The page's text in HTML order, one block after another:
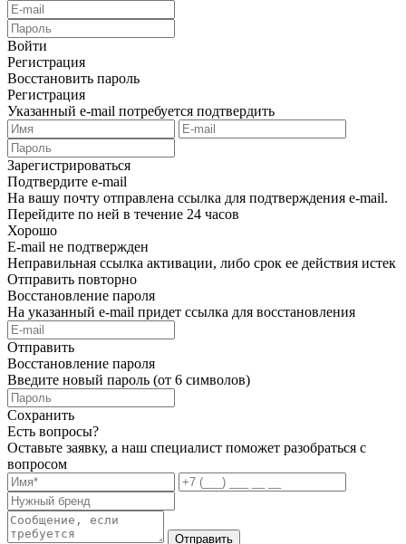
Войти
Регистрация
Восстановить пароль
Регистрация
Указанный e-mail потребуется подтвердить
Зарегистрироваться
Подтвердите e-mail
На вашу почту отправлена ссылка для подтверждения e-mail.
Перейдите по ней в течение 24 часов
Хорошо
E-mail не подтвержден
Неправильная ссылка активации, либо срок ее действия истек
Отправить повторно
Восстановление пароля
На указанный e-mail придет ссылка для восстановления
Отправить
Восстановление пароля
Введите новый пароль (от 6 символов)
Сохранить
Есть вопросы?
Оставьте заявку, а наш специалист поможет разобраться с
вопросом
Отправить